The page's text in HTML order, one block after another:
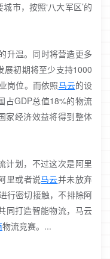
市，按照‘八大军区’的
升温。同时将营造更多
展初期将至少支持1000
岗位。而依照马云的设
占GDP总值18%的物流
家经济效益将得到整体
计划，不过这次是阿里
里或者说马云并未放弃
行密切接触，不排除阿
同打造智能物流，马云
物流竞赛。...